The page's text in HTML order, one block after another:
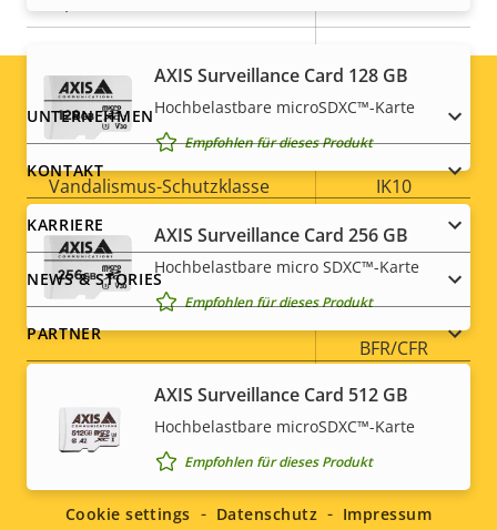
Für den Außenbereich
geeignet
–
Vandalismus-Schutzklasse IK10
IP-Schutzklasse IP52
Nachlackierungsgeeignet
BFR/CFR
free
AXIS Surveillance Card 128 GB
Hochbelastbare microSDXC™-Karte
Empfohlen für dieses Produkt
AXIS Surveillance Card 256 GB
Hochbelastbare micro SDXC™-Karte
Empfohlen für dieses Produkt
AXIS Surveillance Card 512 GB
Hochbelastbare microSDXC™-Karte
Empfohlen für dieses Produkt
Footer
menu
UNTERNEHMEN
KONTAKT
KARRIERE
NEWS & STORIES
PARTNER
Social
menu
Cookie settings Datenschutz Impressum